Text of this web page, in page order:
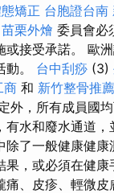
矯正 台胞證台南
苗栗外燴 委員會必
或接受承諾。 歐
動。 台中刮痧 (3)
商 和 新竹整骨推薦
外，所有成員國
有水和廢水通道
除了一般健康健
果，或必須在健
痛、皮疹、輕微